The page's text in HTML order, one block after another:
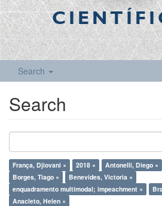
Search
Search
França, Djiovani × 2018 × Antonelli, Diego ×
Borges, Tiago ×
Benevides, Victoria ×
enquadramento multimodal; impeachment ×
Anacleto, Helen ×